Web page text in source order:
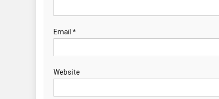
Email *
Website